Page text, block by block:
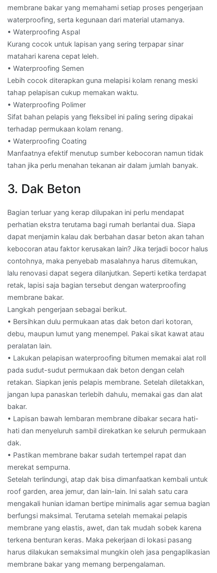
membrane bakar yang memahami setiap proses pengerjaan
waterproofing, serta kegunaan dari material utamanya.
• Waterproofing Aspal
Kurang cocok untuk lapisan yang sering terpapar sinar
matahari karena cepat leleh.
• Waterproofing Semen
Lebih cocok diterapkan guna melapisi kolam renang meski
tahap pelapisan cukup memakan waktu.
• Waterproofing Polimer
Sifat bahan pelapis yang fleksibel ini paling sering dipakai
terhadap permukaan kolam renang.
• Waterproofing Coating
Manfaatnya efektif menutup sumber kebocoran namun tidak
tahan jika perlu menahan tekanan air dalam jumlah banyak.
3. Dak Beton
Bagian terluar yang kerap dilupakan ini perlu mendapat
perhatian ekstra terutama bagi rumah berlantai dua. Siapa
dapat menjamin kalau dak berbahan dasar beton akan tahan
kebocoran atau faktor kerusakan lain? Jika terjadi bocor halus
contohnya, maka penyebab masalahnya harus ditemukan,
lalu renovasi dapat segera dilanjutkan. Seperti ketika terdapat
retak, lapisi saja bagian tersebut dengan waterproofing
membrane bakar.
Langkah pengerjaan sebagai berikut.
• Bersihkan dulu permukaan atas dak beton dari kotoran,
debu, maupun lumut yang menempel. Pakai sikat kawat atau
peralatan lain.
• Lakukan pelapisan waterproofing bitumen memakai alat roll
pada sudut-sudut permukaan dak beton dengan celah
retakan. Siapkan jenis pelapis membrane. Setelah diletakkan,
jangan lupa panaskan terlebih dahulu, memakai gas dan alat
bakar.
• Lapisan bawah lembaran membrane dibakar secara hati-
hati dan menyeluruh sambil direkatkan ke seluruh permukaan
dak.
• Pastikan membrane bakar sudah tertempel rapat dan
merekat sempurna.
Setelah terlindungi, atap dak bisa dimanfaatkan kembali untuk
roof garden, area jemur, dan lain-lain. Ini salah satu cara
mengakali hunian idaman bertipe minimalis agar semua bagian
berfungsi maksimal. Terutama setelah memakai pelapis
membrane yang elastis, awet, dan tak mudah sobek karena
terkena benturan keras. Maka pekerjaan di lokasi pasang
harus dilakukan semaksimal mungkin oleh jasa pengaplikasian
membrane bakar yang memang berpengalaman.